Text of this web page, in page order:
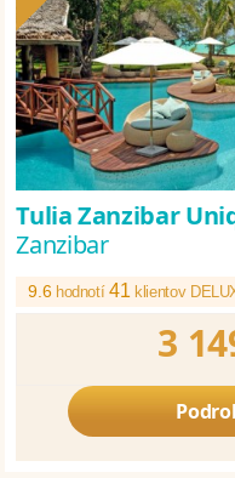
Tulia Zanzibar
Zanzibar
9.6 hodnotí41 klientov
3